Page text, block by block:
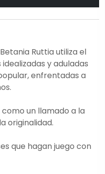
Ruttia utiliza el
y aduladas
enfrentadas a
un llamado a la
originalidad.
que hagan juego con